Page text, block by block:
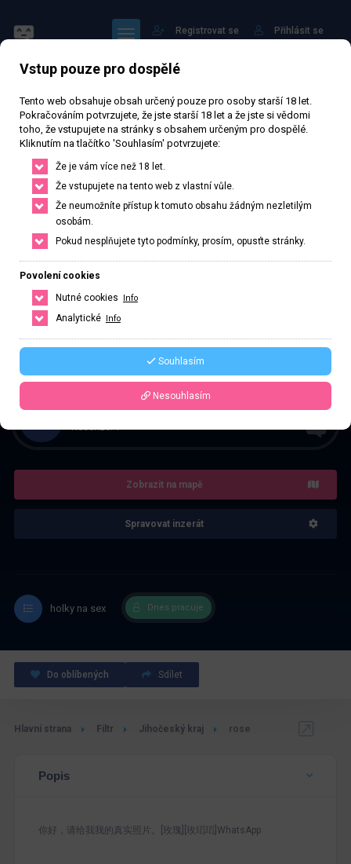
Přihlásit se
Registrovat se
rose
Právě otevřeno· Zavírá v 23
75 260 zhlédnutí Ověřený inzerát Aktivní 46 dní
České Budějovice, Jihočeský kraj, Česká republika
+420 776246591
Řekněte že voláte z webu www.privatzone.com
Recenze: 1
Zobrazit na mapě
Spravovat inzerát
holky na sex Dnes pracuje
Do oblíbených Sdílet
Hlavní strana Filtr Jihočeský kraj rose
Popis
你好，请给我我的真实照片。[玫瑰][玫瑫瑫]WhatsApp
Vstup pouze pro dospělé
Tento web obsahuje obsah určený pouze pro osoby starší 18 let.
Pokračováním potvrzujete, že jste starší 18 let a že jste si vědomi
toho, že vstupujete na stránky s obsahem určeným pro dospělé.
Kliknutím na tlačítko 'Souhlasím' potvrzujete:
Že je vám více než 18 let.
Že vstupujete na tento web z vlastní vůle.
Že neumožníte přístup k tomuto obsahu žádným nezletilým
osobám.
Pokud nesplňujete tyto podmínky, prosím, opusťte stránky.
Povolení cookies
Nutné cookies
Info
Analytické Info
Souhlasím
Nesouhlasím